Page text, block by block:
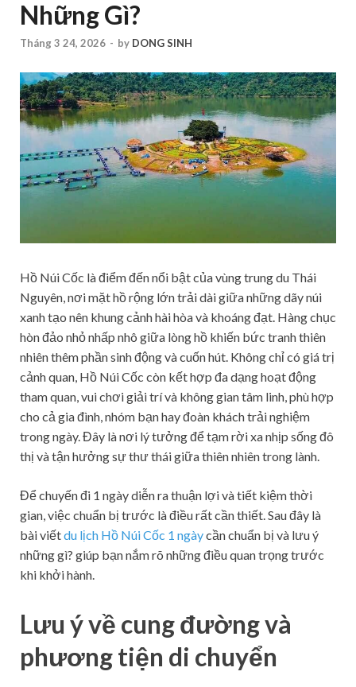
Những Gì?
Tháng 3 24, 2026 - by DONG SINH
Hồ Núi Cốc là điểm đến nổi bật của vùng trung du Thái
Nguyên, nơi mặt hồ rộng lớn trải dài giữa những dãy núi
xanh tạo nên khung cảnh hài hòa và khoáng đạt. Hàng chục
hòn đảo nhỏ nhấp nhô giữa lòng hồ khiến bức tranh thiên
nhiên thêm phần sinh động và cuốn hút. Không chỉ có giá trị
cảnh quan, Hồ Núi Cốc còn kết hợp đa dạng hoạt động
tham quan, vui chơi giải trí và không gian tâm linh, phù hợp
cho cả gia đình, nhóm bạn hay đoàn khách trải nghiệm
trong ngày. Đây là nơi lý tưởng để tạm rời xa nhịp sống đô
thị và tận hưởng sự thư thái giữa thiên nhiên trong lành.
Để chuyến đi 1 ngày diễn ra thuận lợi và tiết kiệm thời
gian, việc chuẩn bị trước là điều rất cần thiết. Sau đây là
bài viếtdu lịch Hồ Núi Cốc 1 ngàycần chuẩn bị và lưu ý
những gì? giúp bạn nắm rõ những điều quan trọng trước
khi khởi hành.
Lưu ý về cung đường và
phương tiện di chuyển